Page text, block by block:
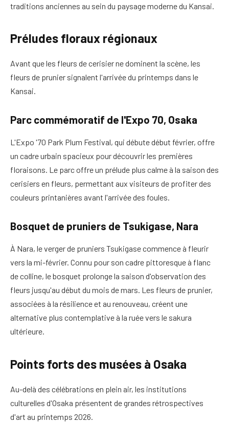
traditions anciennes au sein du paysage moderne du Kansai.
Préludes floraux régionaux
Avant que les fleurs de cerisier ne dominent la scène, les
fleurs de prunier signalent l'arrivée du printemps dans le
Kansai.
Parc commémoratif de l'Expo 70, Osaka
L'Expo '70 Park Plum Festival, qui débute début février, offre
un cadre urbain spacieux pour découvrir les premières
floraisons. Le parc offre un prélude plus calme à la saison des
cerisiers en fleurs, permettant aux visiteurs de profiter des
couleurs printanières avant l'arrivée des foules.
Bosquet de pruniers de Tsukigase, Nara
À Nara, le verger de pruniers Tsukigase commence à fleurir
vers la mi-février. Connu pour son cadre pittoresque à flanc
de colline, le bosquet prolonge la saison d'observation des
fleurs jusqu'au début du mois de mars. Les fleurs de prunier,
associées à la résilience et au renouveau, créent une
alternative plus contemplative à la ruée vers le sakura
ultérieure.
Points forts des musées à Osaka
Au-delà des célébrations en plein air, les institutions
culturelles d'Osaka présentent de grandes rétrospectives
d'art au printemps 2026.